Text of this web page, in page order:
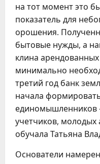
на тот момент это
показатель для
орошения.
бытовые нужды, а
клина
минимально
третий год банк
начала
единомышленников
учетчиков,
обучала Татьяна
Основатели